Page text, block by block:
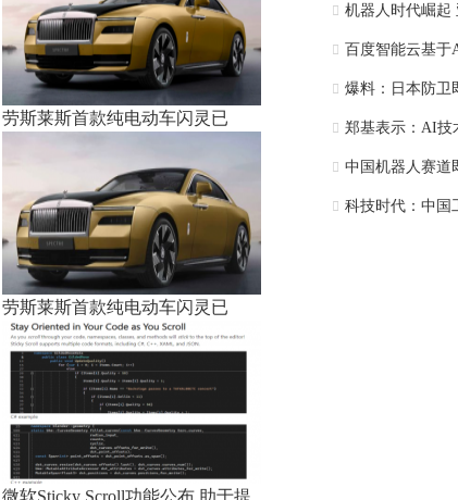
劳斯莱斯首款纯电动车闪灵已
劳斯莱斯首款纯电动车闪灵已
微软Sticky Scroll功能公布 助于提
机器人时代崛起
百度智能云基于
爆料：日本防卫
郑基表示：AI技
中国机器人赛道
科技时代：中国